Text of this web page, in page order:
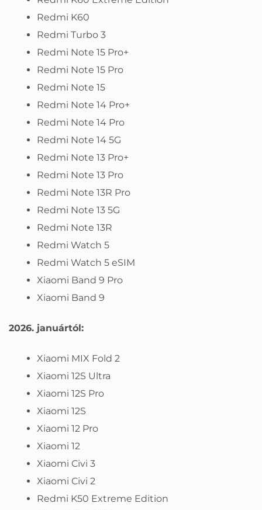
Redmi K60
Redmi Turbo 3
Redmi Note 15 Pro+
Redmi Note 15 Pro
Redmi Note 15
Redmi Note 14 Pro+
Redmi Note 14 Pro
Redmi Note 14 5G
Redmi Note 13 Pro+
Redmi Note 13 Pro
Redmi Note 13R Pro
Redmi Note 13 5G
Redmi Note 13R
Redmi Watch 5
Redmi Watch 5 eSIM
Xiaomi Band 9 Pro
Xiaomi Band 9
2026. januártól:
Xiaomi MIX Fold 2
Xiaomi 12S Ultra
Xiaomi 12S Pro
Xiaomi 12S
Xiaomi 12 Pro
Xiaomi 12
Xiaomi Civi 3
Xiaomi Civi 2
Redmi K50 Extreme Edition